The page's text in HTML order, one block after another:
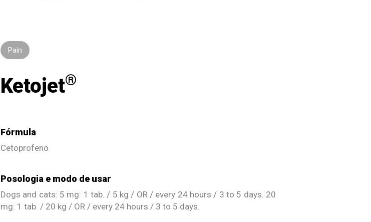
Pain
Ketojet®
Fórmula
Cetoprofeno
Posologia e modo de usar
Dogs and cats: 5 mg: 1 tab. / 5 kg / OR / every 24 hours / 3 to 5 days. 20
mg: 1 tab. / 20 kg / OR / every 24 hours / 3 to 5 days.